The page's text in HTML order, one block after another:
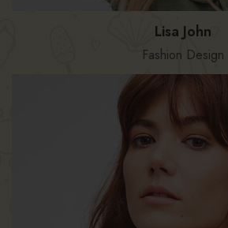
Lisa John
Fashion Design